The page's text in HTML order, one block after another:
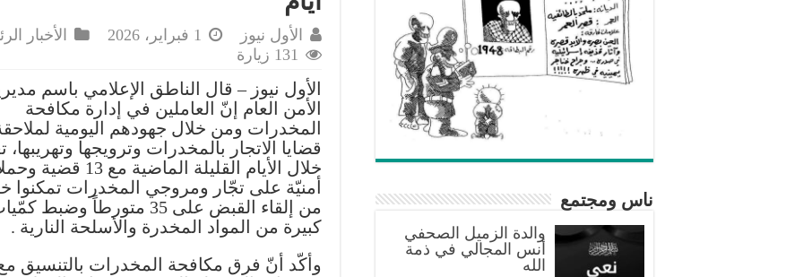
الأول نيوز 1 فبراير، 2026 الأخبار
131 زيارة
الأول نيوز – قال الناطق الإعلامي باسم
الأمن العام إنّ العاملين في إدارة مكافحة
المخدرات ومن خلال جهودهم اليومية
قضايا الاتجار بالمخدرات وترويجها وتهريبها،
خلال الأيام القليلة الماضية مع 13
أمنيّة على تجّار ومروجي المخدرات تمكنوا
من إلقاء القبض على 35 متورطاً وضبط
كبيرة من المواد المخدرة والأسلحة النارية .
وأكّد أنّ فرق مكافحة المخدرات بالتنسيق
ناس ومجتمع
والدة الزميل الصحفي
أنس المجالي في ذمة
الله